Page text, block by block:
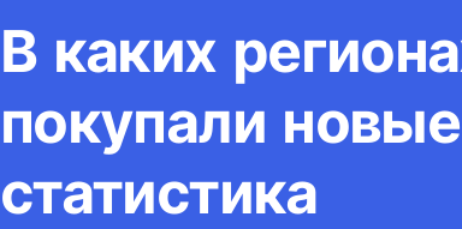
В каких
покупали
статистика